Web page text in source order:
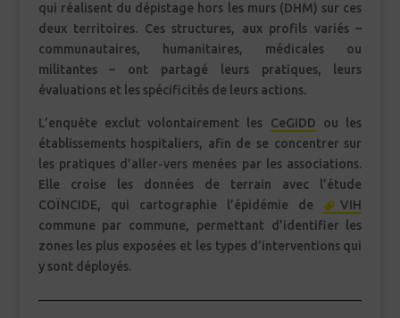
qui réalisent du dépistage hors les murs (DHM) sur ces
deux territoires. Ces structures, aux profils variés –
communautaires, humanitaires, médicales ou
militantes – ont partagé leurs pratiques, leurs
évaluations et les spécificités de leurs actions.
L’enquête exclut volontairement les CeGIDD ou les
établissements hospitaliers, afin de se concentrer sur
les pratiques d’aller-vers menées par les associations.
Elle croise les données de terrain avec l’étude
COÏNCIDE, qui cartographie l’épidémie de
VIH
commune par commune, permettant d’identifier les
zones les plus exposées et les types d’interventions qui
y sont déployés.